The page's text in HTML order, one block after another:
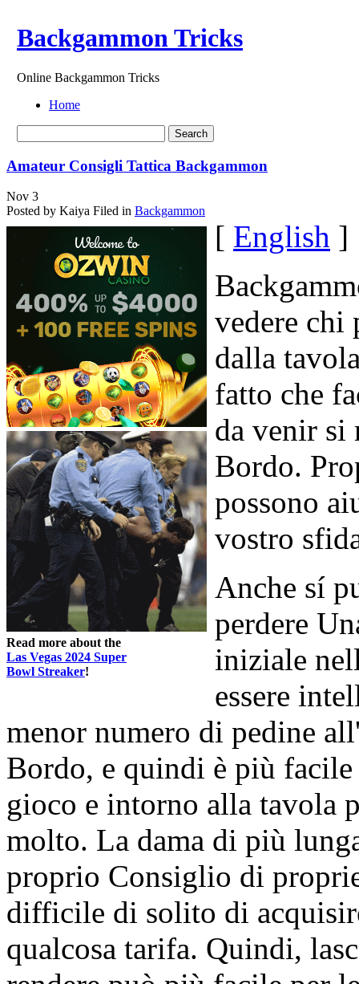
Backgammon Tricks
Online Backgammon Tricks
Home
Amateur Consigli Tattica Backgammon
Nov 3
Posted by Kaiya Filed in Backgammon
Read more about the
Las Vegas 2024 Super
Bowl Streaker!
[ English ]
vedere chi
dalla
fatto che
da venir si
Bordo.
possono
vostro
Anche sí
perdere
iniziale
essere
menor numero di pedine
Bordo, e quindi è più
gioco e intorno alla tavola
molto. La dama di più
proprio Consiglio di
difficile di solito di
qualcosa tarifa. Quindi,